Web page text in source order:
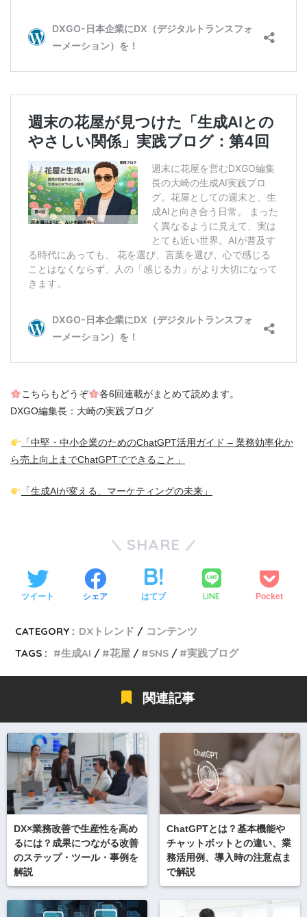
こちらもどうぞ
各6回連載がまとめて読めます。
DXGO編集長：大崎の実践ブログ
「中堅・中小企業のためのChatGPT活用ガイド – 業務効率化か
ら売上向上までChatGPTでできること」
「生成AIが変える、マーケティングの未来」
SHARE
ツイート シェア はてブ LINE Pocket
CATEGORY : DXトレンド
コンテンツ
TAGS :
生成AI 花屋 SNS 実践ブログ
関連記事
DX×業務改善で生産性を高め
るには？成果につながる改善
のステップ・ツール・事例を
解説
ChatGPTとは？基本機能や
チャットボットとの違い、業
務活用例、導入時の注意点ま
で解説